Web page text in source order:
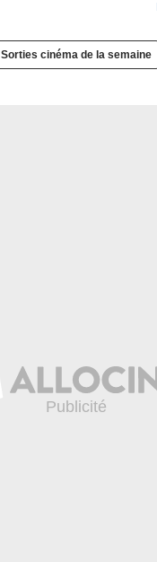
Sorties cinéma de la semaine